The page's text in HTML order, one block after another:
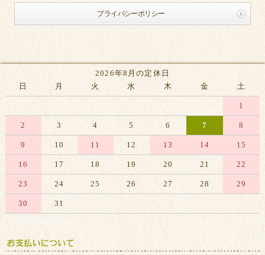
プライバシーポリシー
2026年8月の定休日
日
月 火 水 木 金 土
1
2 3 4 5 6 7 8
9 10 11 12 13 14 15
16 17 18 19 20 21 22
23 24 25 26 27 28 29
30 31
※赤字は休業日です